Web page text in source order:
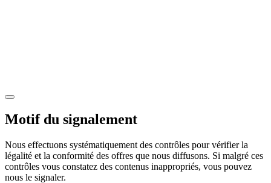
Motif du signalement
Nous effectuons systématiquement des contrôles pour vérifier la
légalité et la conformité des offres que nous diffusons. Si malgré ces
contrôles vous constatez des contenus inappropriés, vous pouvez
nous le signaler.